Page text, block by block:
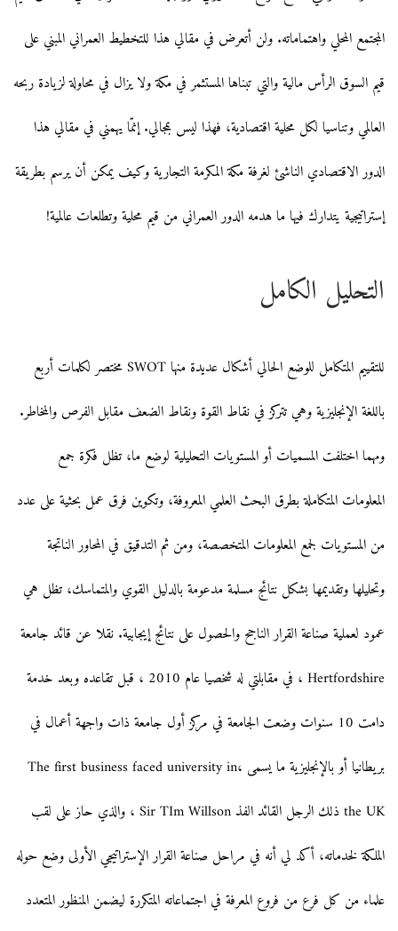
المجتمع المحلي واهتماماته. ولن أتعرض في مقالي هذا للتخطيط العمراني المبني على
قيم السوق الرأس مالية والتي تبناها المستثمر في مكة ولا يزال في محاولة لزيادة ربحه
العالمي وتناسيا لكل محلية اقتصادية، فهذا ليس بمجالي. إنمّا يهمني في مقالي هذا
الدور الاقتصادي الناشئ لغرفة مكة المكرمة التجارية وكيف يمكن أن يرسم بطريقة
إستراتيجية يتدارك فيها ما هدمه الدور العمراني من قيم محلية وتطلعات عالمية!
التحليل الكامل
للتقييم المتكامل للوضع الحالي أشكال عديدة منها SWOT مختصر لكلمات أربع
باللغة الإنجليزية وهي تتركز في نقاط القوة ونقاط الضعف مقابل الفرص والمخاطر.
ومهما اختلفت المسميات أو المستويات التحليلية لوضع ما، تظل فكرة جمع
المعلومات المتكاملة بطرق البحث العلمي المعروفة، وتكوين فرق عمل بحثية على عدد
من المستويات لجمع المعلومات المتخصصة، ومن ثم التدقيق في المحاور الناتجة
وتحليلها وتقديمها بشكل نتائج مسلمة مدعومة بالدليل القوي والمتماسك، تظل هي
عمود لعملية صناعة القرار الناجح والحصول على نتائج إيجابية. نقلا عن قائد جامعة
Hertfordshire ، في مقابلتي له شخصيا عام 2010 ، قبل تقاعده وبعد خدمة
دامت 10 سنوات وضعت الجامعة في مركز أول جامعة ذات واجهة أعمال في
بريطانيا أو بالإنجليزية ما يسمى ،The first business faced university in
the UK ذلك الرجل القائد الفذ Sir TIm Willson ، والذي حاز على لقب
الملكة لخدماته، أكد لي أنه في مراحل صناعة القرار الإستراتيجي الأولى وضع حوله
علماء من كل فرع من فروع المعرفة في اجتماعاته المتكررة ليضمن المنظور المتعدد